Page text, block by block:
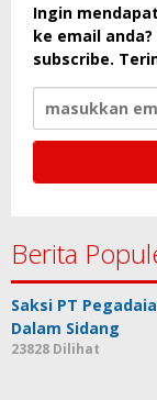
Ingin
ke email
subscribe.
Berita
Saksi PT
Dalam Sidang
23828 Dilihat